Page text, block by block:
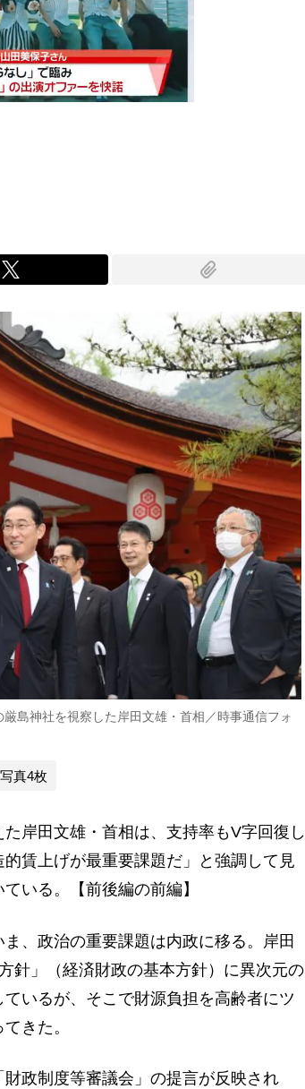
島神社を視察した岸田文雄・首相／時事通信フォ
写真4枚
岸田文雄・首相は、支持率もV字回復し
賃上げが最重要課題だ」と強調して見
いる。【前後編の前編】
、政治の重要課題は内政に移る。岸田
針」（経済財政の基本方針）に異次元の
いるが、そこで財源負担を高齢者にツ
きた。
政制度等審議会」の提言が反映され